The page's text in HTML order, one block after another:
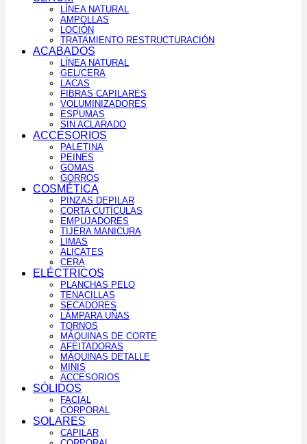
LÍNEA NATURAL
AMPOLLAS
LOCIÓN
TRATAMIENTO RESTRUCTURACIÓN
ACABADOS
LÍNEA NATURAL
GEL/CERA
LACAS
FIBRAS CAPILARES
VOLUMINIZADORES
ESPUMAS
SIN ACLARADO
ACCESORIOS
PALETINA
PEINES
GOMAS
GORROS
COSMÉTICA
PINZAS DEPILAR
CORTA CUTÍCULAS
EMPUJADORES
TIJERA MANICURA
LIMAS
ALICATES
CERA
ELÉCTRICOS
PLANCHAS PELO
TENACILLAS
SECADORES
LÁMPARA UÑAS
TORNOS
MÁQUINAS DE CORTE
AFEITADORAS
MÁQUINAS DETALLE
MINIS
ACCESORIOS
SÓLIDOS
FACIAL
CORPORAL
SOLARES
CAPILAR